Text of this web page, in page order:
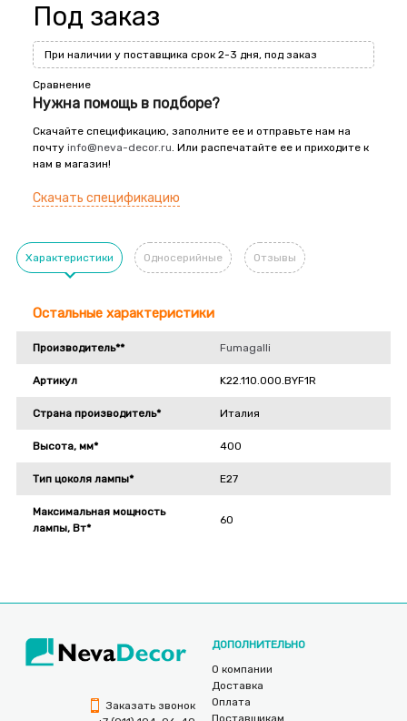
Под заказ
При наличии у поставщика срок 2-3 дня, под заказ
Сравнение
Нужна помощь в подборе?
Скачайте спецификацию, заполните ее и отправьте нам на
почту info@neva-decor.ru. Или распечатайте ее и приходите к
нам в магазин!
Скачать спецификацию
Характеристики Односерийные Отзывы
Остальные характеристики
Производитель** Fumagalli
Артикул K22.110.000.BYF1R
Страна производитель* Италия
Высота, мм* 400
Тип цоколя лампы* E27
Максимальная мощность
лампы, Вт*
60
Заказать звонок
ДОПОЛНИТЕЛЬНО
О компании
Доставка
Оплата
Поставщикам